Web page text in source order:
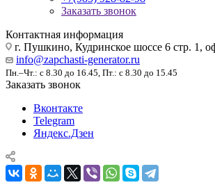
Заказать звонок
Контактная информация
г. Пушкино, Кудринское шоссе 6 стр. 1,
info@zapchasti-generator.ru
Пн.–Чт.: с 8.30 до 16.45, Пт.: с 8.30 до 15.45
Заказать звонок
Вконтакте
Telegram
Яндекс.Дзен